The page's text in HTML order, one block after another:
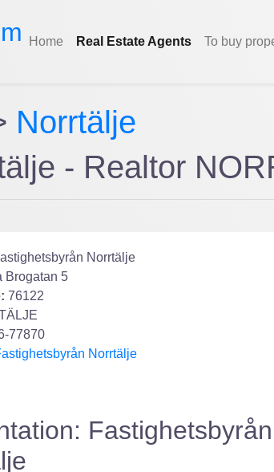
Home Real Estate Agents To buy
Norrtälje
- Realtor
Norrtälje
Brogatan 5
76122
77870
Norrtälje
Fastighetsbyrån